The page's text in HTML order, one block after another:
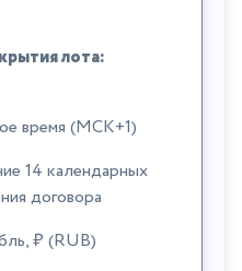
лота:
время (МСК+1)
14 календарных
договора
₽ (RUB)